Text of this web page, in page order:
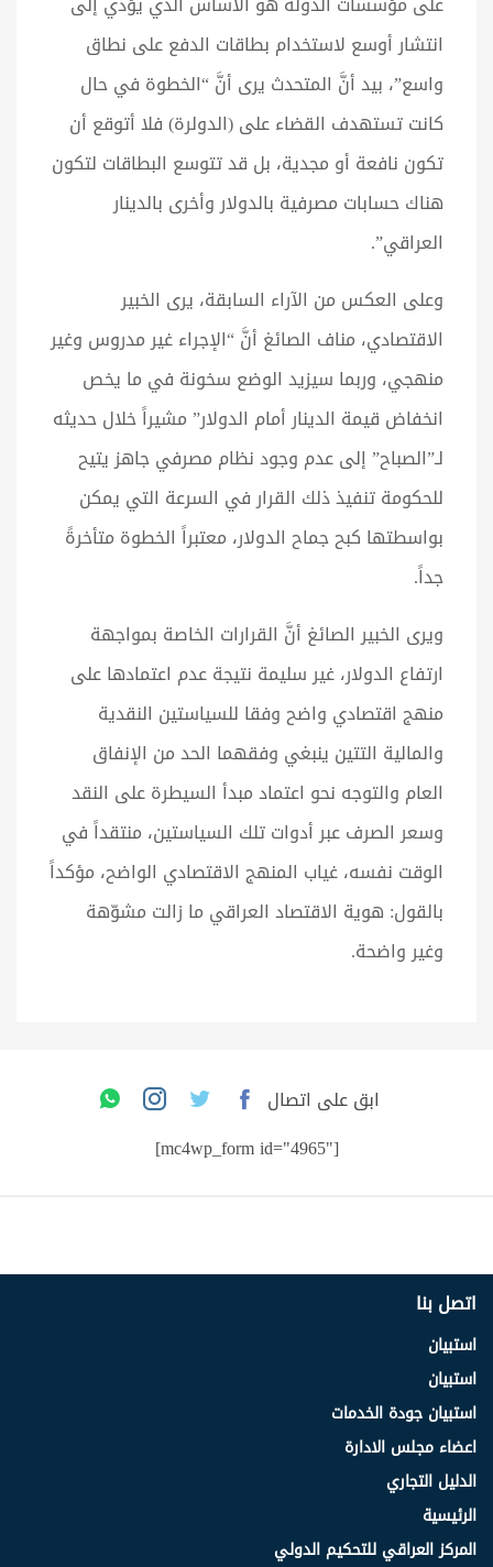
انتشار أوسع لاستخدام بطاقات الدفع على نطاق
واسع”، بيد أنَّ المتحدث يرى أنَّ “الخطوة في حال
كانت تستهدف القضاء على (الدولرة) فلا أتوقع أن
تكون نافعة أو مجدية، بل قد تتوسع البطاقات لتكون
هناك حسابات مصرفية بالدولار وأخرى بالدينار
العراقي”.
وعلى العكس من الآراء السابقة، يرى الخبير
الاقتصادي، مناف الصائغ أنَّ “الإجراء غير مدروس وغير
منهجي، وربما سيزيد الوضع سخونة في ما يخص
انخفاض قيمة الدينار أمام الدولار” مشيراً خلال حديثه
لـ”الصباح” إلى عدم وجود نظام مصرفي جاهز يتيح
للحكومة تنفيذ ذلك القرار في السرعة التي يمكن
بواسطتها كبح جماح الدولار، معتبراً الخطوة متأخرةً
جداً.
ويرى الخبير الصائغ أنَّ القرارات الخاصة بمواجهة
ارتفاع الدولار، غير سليمة نتيجة عدم اعتمادها على
منهج اقتصادي واضح وفقا للسياستين النقدية
والمالية التتين ينبغي وفقهما الحد من الإنفاق
العام والتوجه نحو اعتماد مبدأ السيطرة على النقد
وسعر الصرف عبر أدوات تلك السياستين، منتقداً في
الوقت نفسه، غياب المنهج الاقتصادي الواضح، مؤكداً
بالقول: هوية الاقتصاد العراقي ما زالت مشوّهة
وغير واضحة.
ابق على اتصال
[mc4wp_form id="4965"]
اتصل بنا
استبيان
استبيان
استبيان جودة الخدمات
اعضاء مجلس الادارة
الدليل التجاري
الرئيسية
المركز العراقي للتحكيم الدولي